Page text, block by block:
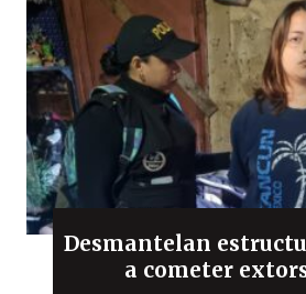
Desmantelan
a cometer